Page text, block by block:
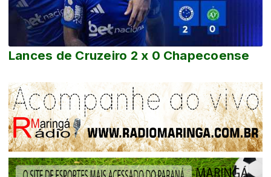
Lances de Cruzeiro 2 x 0 Chapecoense